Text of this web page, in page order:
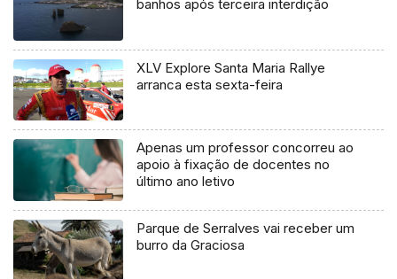
banhos após terceira interdição
XLV Explore Santa Maria Rallye
arranca esta sexta-feira
Apenas um professor concorreu ao
apoio à fixação de docentes no
último ano letivo
Parque de Serralves vai receber um
burro da Graciosa